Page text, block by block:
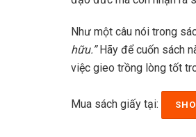
Như một câu nói trong
hữu.”Hãy để cuốn sách
việc gieo trồng lòng tốt
Mua sách giấy tại: